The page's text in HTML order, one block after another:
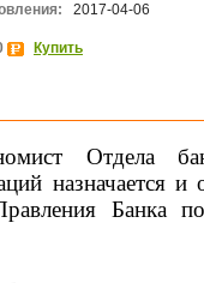
2017-04-06
Купить
Отдела
назначается
Банка